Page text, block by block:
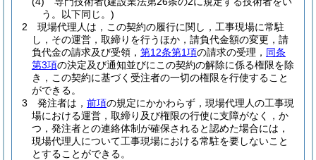
う。以下同じ。)
2
現場代理人は，この契約の履行に関し，工事現場に常駐
し，その運営，取締りを行うほか，請負代金額の変更，請
負代金の請求及び受領， 第12条第1項の請求の受理， 同条
第3項の決定及び通知並びにこの契約の解除に係る権限を除
き，この契約に基づく受注者の一切の権限を行使すること
ができる。
3
発注者は， 前項の規定にかかわらず，現場代理人の工事現
場における運営，取締り及び権限の行使に支障がなく，か
つ，発注者との連絡体制が確保されると認めた場合には，
現場代理人について工事現場における常駐を要しないこと
とすることができる。